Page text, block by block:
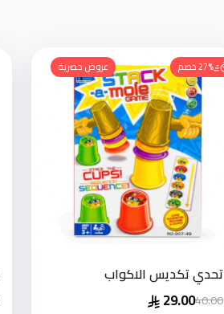
27% خصم عروض حصرية
تحدي تكديس الاكواب
40.00
29.00